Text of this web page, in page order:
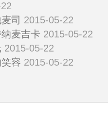
司 2015-05-22
纳麦吉卡 2015-05-22
2015-05-22
容 2015-05-22